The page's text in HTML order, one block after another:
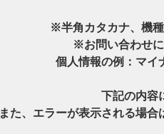
※半角カタカナ、機
※お問い合わせに
個人情報の例：マイ
下記の内容
また、エラーが表示される場